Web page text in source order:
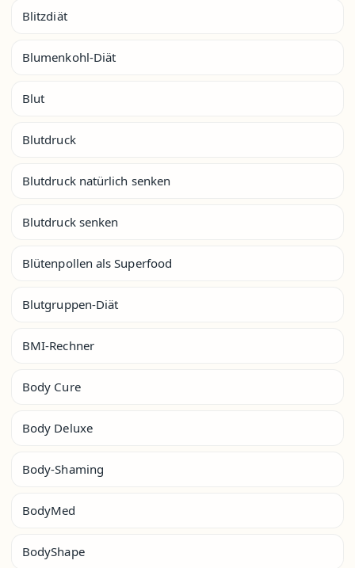
Blitzdiät
Blumenkohl-Diät
Blut
Blutdruck
Blutdruck natürlich senken
Blutdruck senken
Blütenpollen als Superfood
Blutgruppen-Diät
BMI-Rechner
Body Cure
Body Deluxe
Body-Shaming
BodyMed
BodyShape